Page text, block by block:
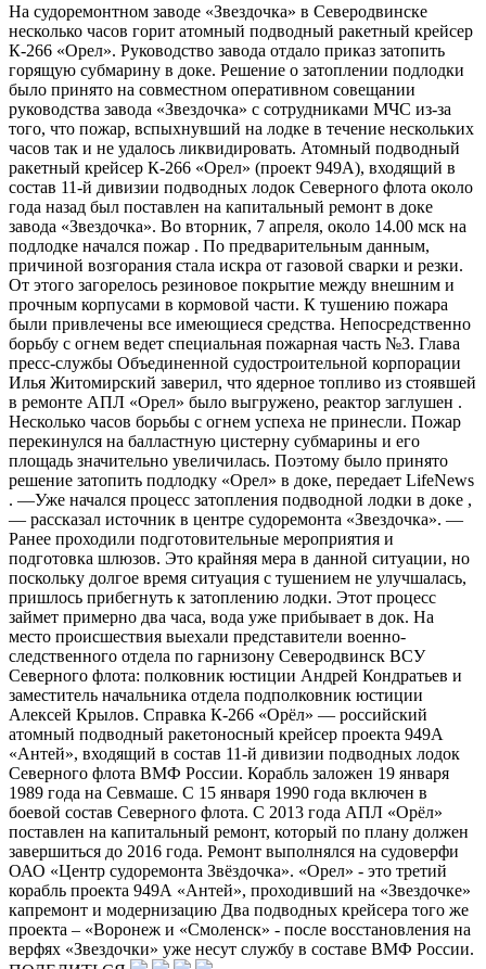
На судоремонтном заводе «Звездочка» в Северодвинске
несколько часов горит атомный подводный ракетный крейсер
К-266 «Орел». Руководство завода отдало приказ затопить
горящую субмарину в доке. Решение о затоплении подлодки
было принято на совместном оперативном совещании
руководства завода «Звездочка» с сотрудниками МЧС из-за
того, что пожар, вспыхнувший на лодке в течение нескольких
часов так и не удалось ликвидировать. Атомный подводный
ракетный крейсер К-266 «Орел» (проект 949А), входящий в
состав 11-й дивизии подводных лодок Северного флота около
года назад был поставлен на капитальный ремонт в доке
завода «Звездочка». Во вторник, 7 апреля, около 14.00 мск на
подлодке начался пожар . По предварительным данным,
причиной возгорания стала искра от газовой сварки и резки.
От этого загорелось резиновое покрытие между внешним и
прочным корпусами в кормовой части. К тушению пожара
были привлечены все имеющиеся средства. Непосредственно
борьбу с огнем ведет специальная пожарная часть №3. Глава
пресс-службы Объединенной судостроительной корпорации
Илья Житомирский заверил, что ядерное топливо из стоявшей
в ремонте АПЛ «Орел» было выгружено, реактор заглушен .
Несколько часов борьбы с огнем успеха не принесли. Пожар
перекинулся на балластную цистерну субмарины и его
площадь значительно увеличилась. Поэтому было принято
решение затопить подлодку «Орел» в доке, передает LifeNews
. —Уже начался процесс затопления подводной лодки в доке ,
— рассказал источник в центре судоремонта «Звездочка». —
Ранее проходили подготовительные мероприятия и
подготовка шлюзов. Это крайняя мера в данной ситуации, но
поскольку долгое время ситуация с тушением не улучшалась,
пришлось прибегнуть к затоплению лодки. Этот процесс
займет примерно два часа, вода уже прибывает в док. На
место происшествия выехали представители военно-
следственного отдела по гарнизону Северодвинск ВСУ
Северного флота: полковник юстиции Андрей Кондратьев и
заместитель начальника отдела подполковник юстиции
Алексей Крылов. Справка К-266 «Орёл» — российский
атомный подводный ракетоносный крейсер проекта 949А
«Антей», входящий в состав 11-й дивизии подводных лодок
Северного флота ВМФ России. Корабль заложен 19 января
1989 года на Севмаше. С 15 января 1990 года включен в
боевой состав Северного флота. С 2013 года АПЛ «Орёл»
поставлен на капитальный ремонт, который по плану должен
завершиться до 2016 года. Ремонт выполнялся на судоверфи
ОАО «Центр судоремонта Звёздочка». «Орел» - это третий
корабль проекта 949А «Антей», проходивший на «Звездочке»
капремонт и модернизацию Два подводных крейсера того же
проекта – «Воронеж и «Смоленск» - после восстановления на
верфях «Звездочки» уже несут службу в составе ВМФ России.